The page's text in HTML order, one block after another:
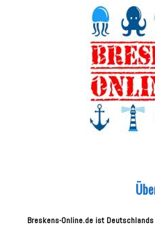
Breskens-Online.de ist